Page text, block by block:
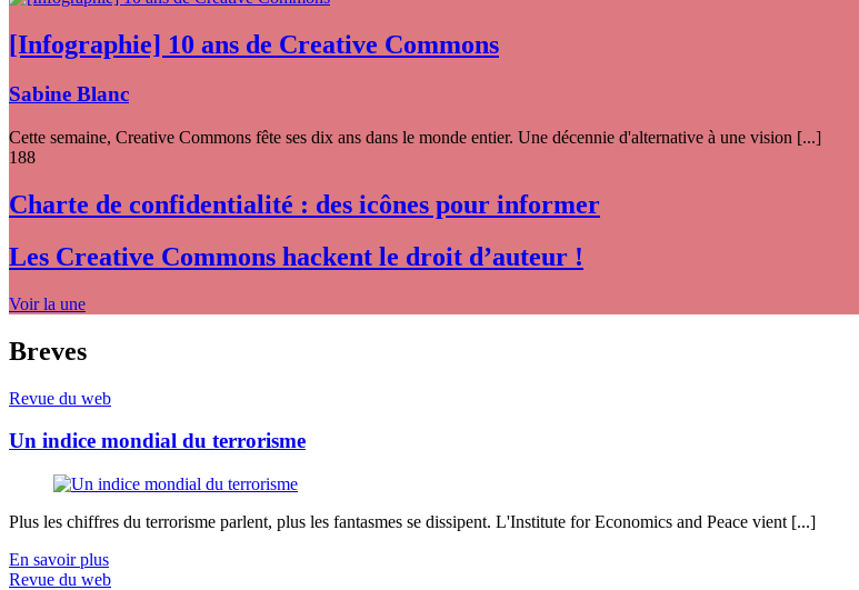
[Infographie] 10 ans de Creative Commons
Sabine Blanc
Cette semaine, Creative Commons fête ses dix ans dans le monde entier. Une décennie d'alternative à une vision [...]
188
Charte de confidentialité : des icônes pour informer
Les Creative Commons hackent le droit d’auteur !
Voir la une
Breves
Revue du web
Un indice mondial du terrorisme
Plus les chiffres du terrorisme parlent, plus les fantasmes se dissipent. L'Institute for Economics and Peace vient [...]
En savoir plus
Revue du web